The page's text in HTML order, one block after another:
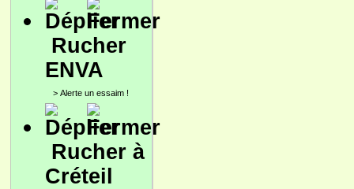
Rucher
ENVA
> Alerte un essaim !
Rucher à
Créteil